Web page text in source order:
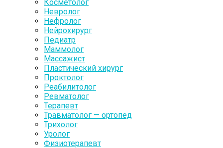
Косметолог
Невролог
Нефролог
Нейрохирург
Педиатр
Маммолог
Массажист
Пластический хирург
Проктолог
Реабилитолог
Ревматолог
Терапевт
Травматолог — ортопед
Трихолог
Уролог
Физиотерапевт